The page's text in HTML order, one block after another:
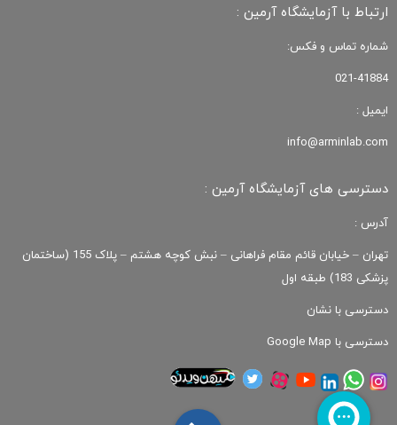
ارتباط با آزمایشگاه آرمین :
شماره تماس و فکس:
021-41884
ایمیل :
info@arminlab.com
دسترسی های آزمایشگاه آرمین :
آدرس :
تهران – خیابان قائم مقام فراهانی – نبش کوچه هشتم – پلاک 155 (ساختمان
پزشکی 183) طبقه اول
دسترسی با نشان
دسترسی با Google Map